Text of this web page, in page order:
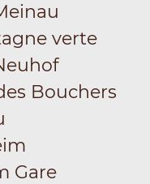
verte
Bouchers
Gare